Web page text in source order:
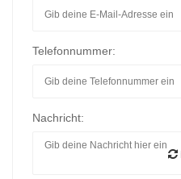
Telefonnummer:
Nachricht: